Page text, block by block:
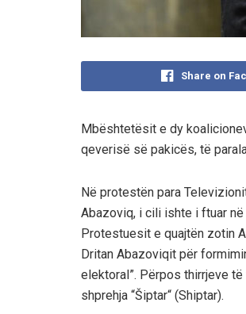
Share on
Mbështetësit e dy
qeverisë së pakicës, të
Në protestën para
Abazoviq, i cili ishte i ftuar
Protestuesit e quajtën zotin
Dritan Abazoviqit për
elektoral”. Përpos thirrjeve
shprehja “Šiptar“ (Shiptar).